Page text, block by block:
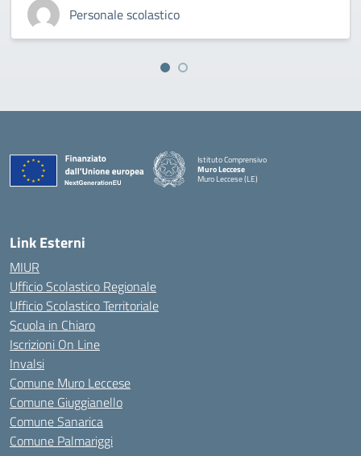
Personale scolastico
Istituto Comprensivo
Muro Leccese
Muro Leccese (LE)
Link Esterni
MIUR
Ufficio Scolastico Regionale
Ufficio Scolastico Territoriale
Scuola in Chiaro
Iscrizioni On Line
Invalsi
Comune Muro Leccese
Comune Giuggianello
Comune Sanarica
Comune Palmariggi